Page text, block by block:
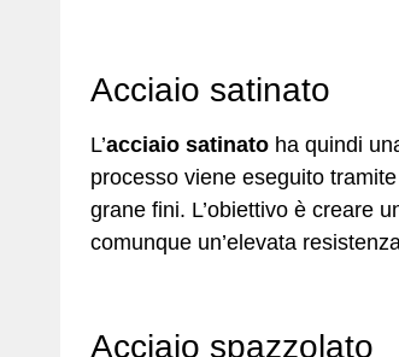
Acciaio satinato
L’acciaio satinato ha quindi
processo viene eseguito
grane fini. L’obiettivo è creare
comunque un’elevata
Acciaio spazzolato